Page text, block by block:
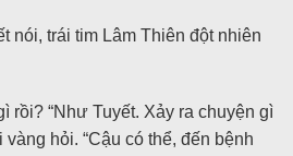
nói, trái tim Lâm Thiên đột nhiên
rồi? “Như Tuyết. Xảy ra chuyện gì
vàng hỏi. “Cậu có thể, đến bệnh